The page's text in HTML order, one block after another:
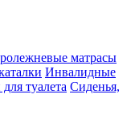
матрасы
Инвалидные
туалета Сиденья,